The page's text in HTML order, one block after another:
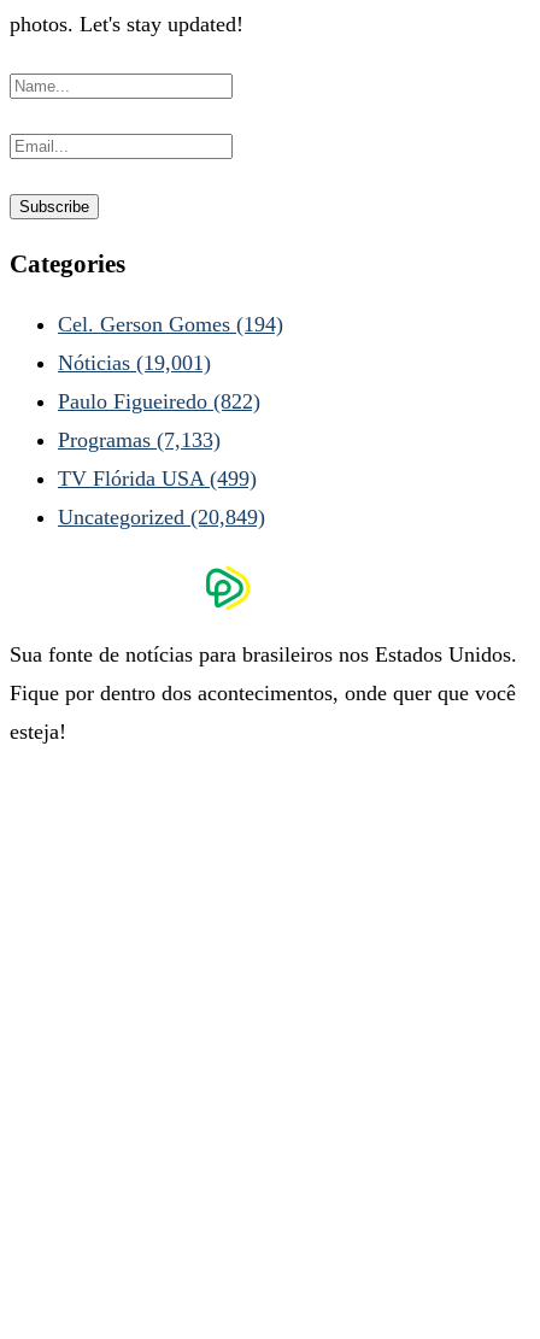
photos. Let's stay updated!
Categories
Cel. Gerson Gomes (194)
Nóticias (19,001)
Paulo Figueiredo (822)
Programas (7,133)
TV Flórida USA (499)
Uncategorized (20,849)
Sua fonte de notícias para brasileiros nos Estados Unidos.
Fique por dentro dos acontecimentos, onde quer que você
esteja!